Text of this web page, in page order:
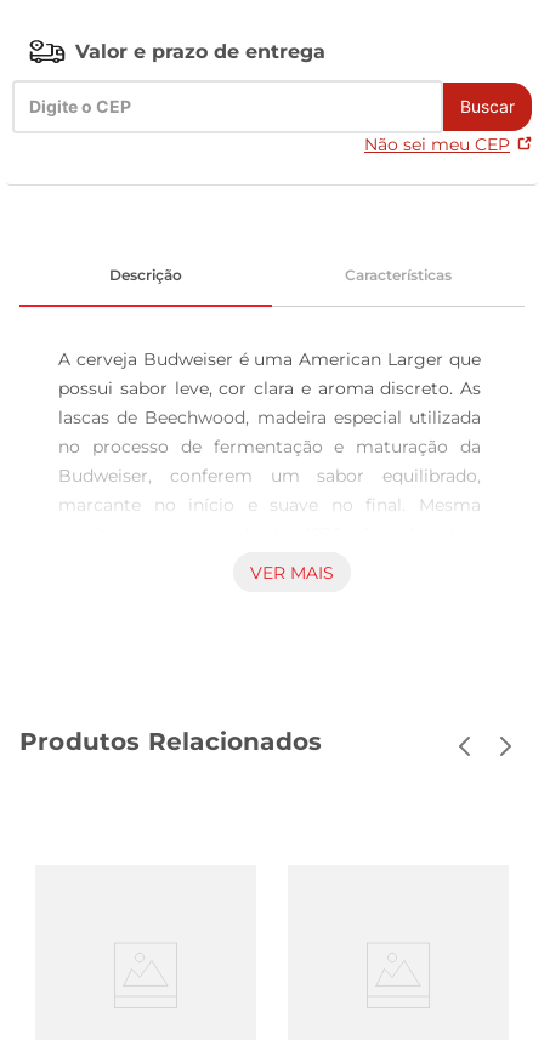
Valor e prazo de entrega
Buscar
Não sei meu CEP
Descrição Características
A cerveja Budweiser é uma American Larger que
possui sabor leve, cor clara e aroma discreto. As
lascas de Beechwood, madeira especial utilizada
no processo de fermentação e maturação da
Budweiser, conferem um sabor equilibrado,
marcante no início e suave no final. Mesma
própria garante o aroma frutal e a maior
Budweiser pede que ela harmonize com
VER MAIS
Produtos Relacionados